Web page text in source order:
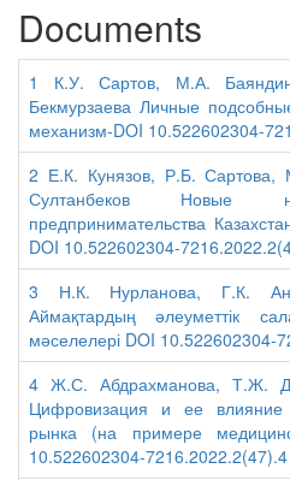
Documents
1 К.У. Сартов, М.А.
Бекмурзаева Личные
механизм-DOI 10.522602304-
2 Е.К. Кунязов, Р.Б. Сартова,
Султанбеков Новые
предпринимательства
DOI 10.522602304-
3 Н.К. Нурланова, Г.К.
Аймақтардың әлеуметтік
мәселелері DOI 10.522602304-
4 Ж.С. Абдрахманова, Т.Ж.
Цифровизация и ее влияние
рынка (на примере
10.522602304-7216.2022.2(47).4